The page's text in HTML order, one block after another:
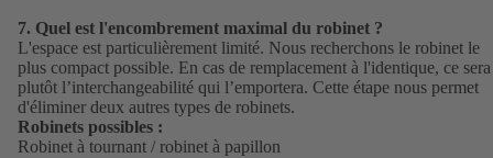
7. Quel est l'encombrement maximal du robinet ?
L'espace est particulièrement limité. Nous recherchons le robinet le
plus compact possible. En cas de remplacement à l'identique, ce sera
plutôt l’interchangeabilité qui l’emportera. Cette étape nous permet
d'éliminer deux autres types de robinets.
Robinets possibles :
Robinet à tournant / robinet à papillon